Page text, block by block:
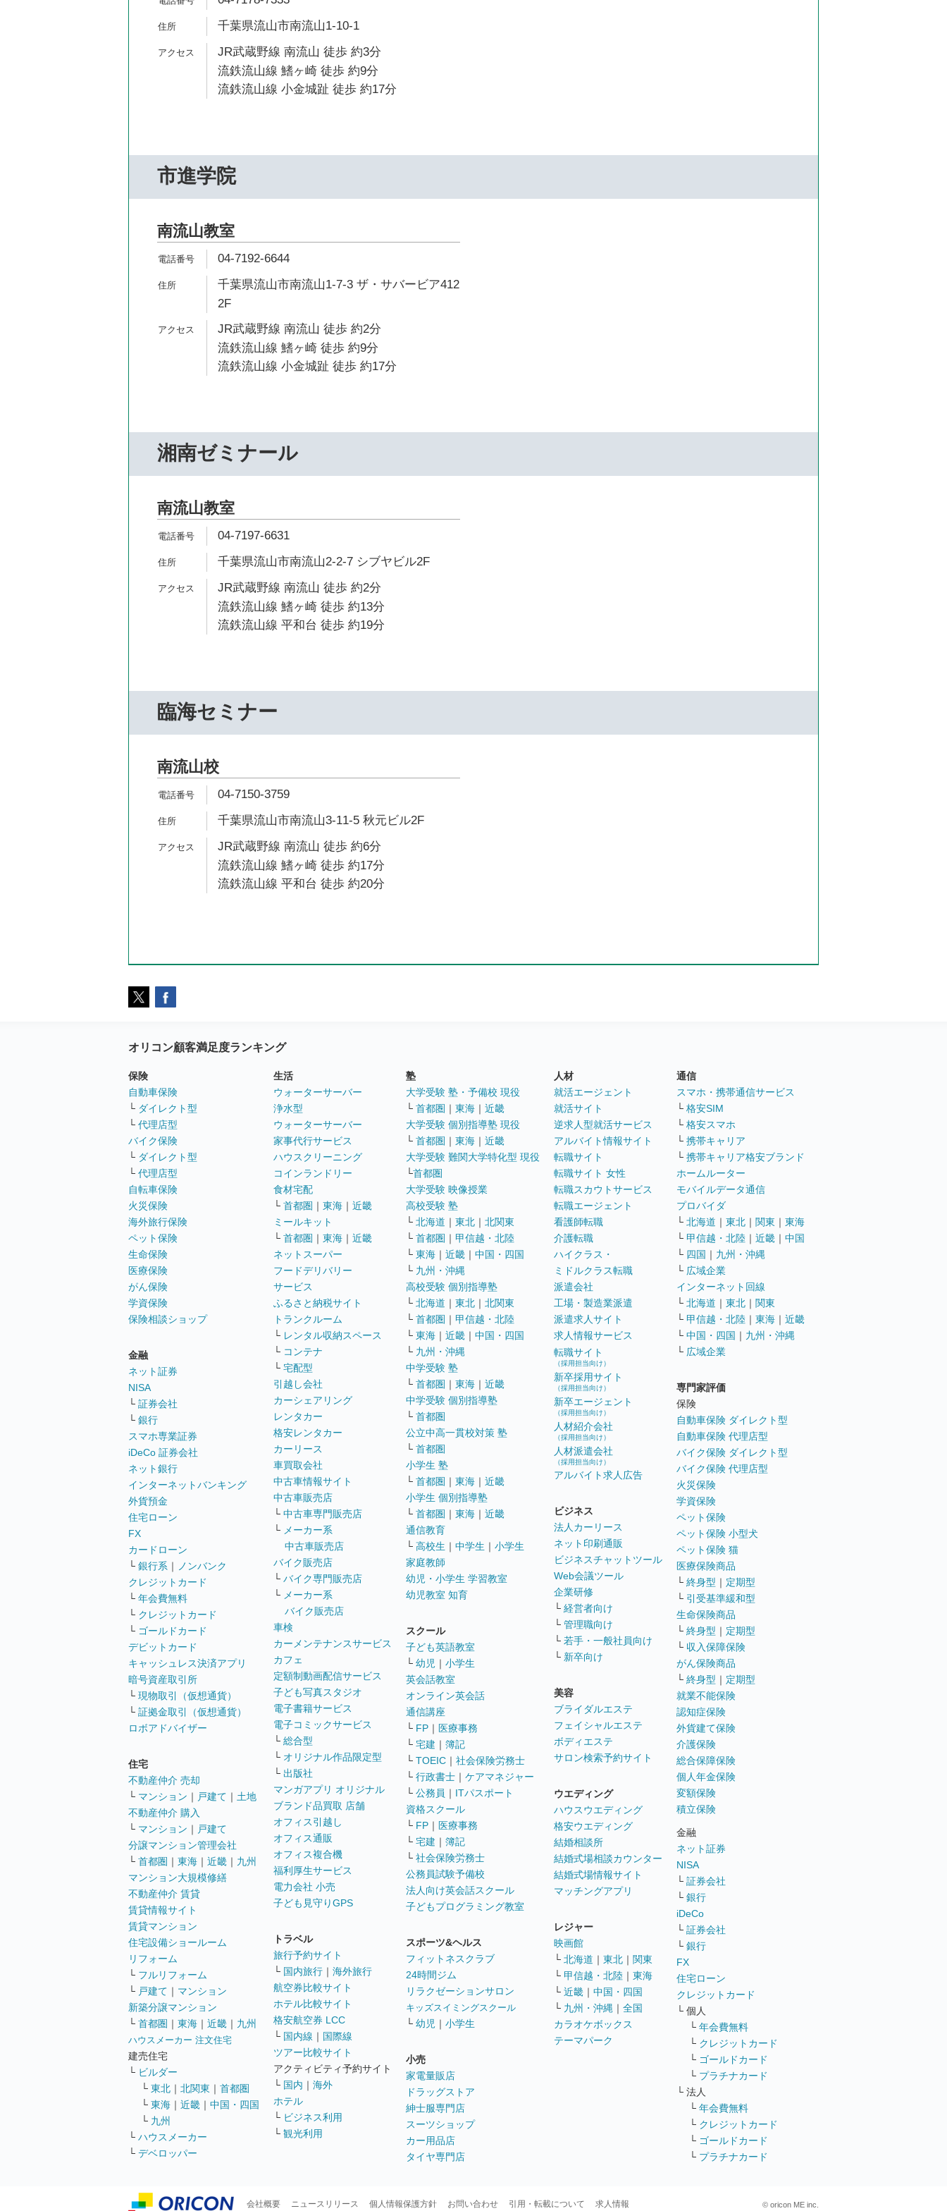
千葉県流山市南流山1-10-1
JR武蔵野線 南流山 徒歩 約3分
流鉄流山線 鰭ヶ崎 徒歩 約9分
流鉄流山線 小金城趾 徒歩 約17分
市進学院
南流山教室
04-7192-6644
千葉県流山市南流山1-7-3 ザ・サバービア412
2F
JR武蔵野線 南流山 徒歩 約2分
流鉄流山線 鰭ヶ崎 徒歩 約9分
流鉄流山線 小金城趾 徒歩 約17分
湘南ゼミナール
南流山教室
04‐7197‐6631
千葉県流山市南流山2-2-7 シブヤビル2F
JR武蔵野線 南流山 徒歩 約2分
流鉄流山線 鰭ヶ崎 徒歩 約13分
流鉄流山線 平和台 徒歩 約19分
臨海セミナー
南流山校
04-7150-3759
千葉県流山市南流山3-11-5 秋元ビル2F
JR武蔵野線 南流山 徒歩 約6分
流鉄流山線 鰭ヶ崎 徒歩 約17分
流鉄流山線 平和台 徒歩 約20分
オリコン顧客満足度ランキング
保険
自動車保険
└ ダイレクト型
└ 代理店型
バイク保険
└ ダイレクト型
└ 代理店型
自転車保険
火災保険
海外旅行保険
ペット保険
生命保険
医療保険
がん保険
学資保険
保険相談ショップ
金融
ネット証券
NISA
└ 証券会社
└ 銀行
スマホ専業証券
iDeCo 証券会社
ネット銀行
インターネットバンキング
外貨預金
住宅ローン
FX
カードローン
└ 銀行系 ｜
ノンバンク
クレジットカード
└ 年会費無料
└ クレジットカード
└ ゴールドカード
デビットカード
キャッシュレス決済アプリ
暗号資産取引所
└ 現物取引（仮想通貨）
└ 証拠金取引（仮想通貨）
ロボアドバイザー
住宅
不動産仲介 売却
└ マンション ｜ 戸建て ｜ 土地
不動産仲介 購入
└ マンション ｜ 戸建て
分譲マンション管理会社
└ 首都圏 ｜ 東海 ｜ 近畿 ｜ 九州
マンション大規模修繕
不動産仲介 賃貸
賃貸情報サイト
賃貸マンション
住宅設備ショールーム
リフォーム
└ フルリフォーム
└ 戸建て ｜ マンション
新築分譲マンション
└ 首都圏 ｜ 東海 ｜ 近畿 ｜ 九州
ハウスメーカー 注文住宅
建売住宅
└ ビルダー
└ 東北 ｜ 北関東 ｜ 首都圏
└ 東海 ｜ 近畿 ｜ 中国・四国
└ 九州
└ ハウスメーカー
└ デベロッパー
生活
ウォーターサーバー
浄水型
ウォーターサーバー
家事代行サービス
ハウスクリーニング
コインランドリー
食材宅配
└ 首都圏 ｜ 東海 ｜ 近畿
ミールキット
└ 首都圏 ｜ 東海 ｜ 近畿
ネットスーパー
フードデリバリー
サービス
ふるさと納税サイト
トランクルーム
└ レンタル収納スペース
└ コンテナ
└ 宅配型
引越し会社
カーシェアリング
レンタカー
格安レンタカー
カーリース
車買取会社
中古車情報サイト
中古車販売店
└ 中古車専門販売店
└ メーカー系
中古車販売店
バイク販売店
└ バイク専門販売店
└ メーカー系
バイク販売店
車検
カーメンテナンスサービス
カフェ
定額制動画配信サービス
子ども写真スタジオ
電子書籍サービス
電子コミックサービス
└ 総合型
└ オリジナル作品限定型
└ 出版社
マンガアプリ オリジナル
ブランド品買取 店舗
オフィス引越し
オフィス通販
オフィス複合機
福利厚生サービス
電力会社 小売
子ども見守りGPS
トラベル
旅行予約サイト
└ 国内旅行 ｜ 海外旅行
航空券比較サイト
ホテル比較サイト
格安航空券 LCC
└ 国内線 ｜ 国際線
ツアー比較サイト
アクティビティ予約サイト
└ 国内 ｜ 海外
ホテル
└ ビジネス利用
└ 観光利用
塾
大学受験 塾・予備校 現役
└ 首都圏 ｜ 東海 ｜ 近畿
大学受験 個別指導塾 現役
└ 首都圏 ｜ 東海 ｜ 近畿
大学受験 難関大学特化型 現役
└首都圏
大学受験 映像授業
高校受験 塾
└ 北海道 ｜ 東北 ｜ 北関東
└ 首都圏 ｜ 甲信越・北陸
└ 東海 ｜ 近畿 ｜ 中国・四国
└ 九州・沖縄
高校受験 個別指導塾
└ 北海道 ｜ 東北 ｜ 北関東
└ 首都圏 ｜ 甲信越・北陸
└ 東海 ｜ 近畿 ｜ 中国・四国
└ 九州・沖縄
中学受験 塾
└ 首都圏 ｜ 東海 ｜ 近畿
中学受験 個別指導塾
└ 首都圏
公立中高一貫校対策 塾
└ 首都圏
小学生 塾
└ 首都圏 ｜ 東海 ｜ 近畿
小学生 個別指導塾
└ 首都圏 ｜ 東海 ｜ 近畿
通信教育
└ 高校生 ｜ 中学生 ｜ 小学生
家庭教師
幼児・小学生 学習教室
幼児教室 知育
スクール
子ども英語教室
└ 幼児 ｜ 小学生
英会話教室
オンライン英会話
通信講座
└ FP ｜ 医療事務
└ 宅建 ｜ 簿記
└ TOEIC ｜ 社会保険労務士
└ 行政書士 ｜ ケアマネジャー
└ 公務員 ｜ ITパスポート
資格スクール
└ FP ｜ 医療事務
└ 宅建 ｜ 簿記
└ 社会保険労務士
公務員試験予備校
法人向け英会話スクール
子どもプログラミング教室
スポーツ&ヘルス
フィットネスクラブ
24時間ジム
リラクゼーションサロン
キッズスイミングスクール
└ 幼児 ｜ 小学生
小売
家電量販店
ドラッグストア
紳士服専門店
スーツショップ
カー用品店
タイヤ専門店
人材
就活エージェント
就活サイト
逆求人型就活サービス
アルバイト情報サイト
転職サイト
転職サイト 女性
転職スカウトサービス
転職エージェント
看護師転職
介護転職
ハイクラス・
ミドルクラス転職
派遣会社
工場・製造業派遣
派遣求人サイト
求人情報サービス
転職サイト
（採用担当向け）
新卒採用サイト
（採用担当向け）
新卒エージェント
（採用担当向け）
人材紹介会社
（採用担当向け）
人材派遣会社
（採用担当向け）
アルバイト求人広告
ビジネス
法人カーリース
ネット印刷通販
ビジネスチャットツール
Web会議ツール
企業研修
└ 経営者向け
└ 管理職向け
└ 若手・一般社員向け
└ 新卒向け
美容
ブライダルエステ
フェイシャルエステ
ボディエステ
サロン検索予約サイト
ウエディング
ハウスウエディング
格安ウエディング
結婚相談所
結婚式場相談カウンター
結婚式場情報サイト
マッチングアプリ
レジャー
映画館
└ 北海道 ｜ 東北 ｜ 関東
└ 甲信越・北陸 ｜ 東海
└ 近畿 ｜ 中国・四国
└ 九州・沖縄 ｜ 全国
カラオケボックス
テーマパーク
通信
スマホ・携帯通信サービス
└ 格安SIM
└ 格安スマホ
└ 携帯キャリア
└ 携帯キャリア格安ブランド
ホームルーター
モバイルデータ通信
プロバイダ
└ 北海道 ｜ 東北 ｜ 関東 ｜ 東海
└ 甲信越・北陸 ｜ 近畿 ｜ 中国
└ 四国 ｜ 九州・沖縄
└ 広域企業
インターネット回線
└ 北海道 ｜ 東北 ｜ 関東
└ 甲信越・北陸 ｜ 東海 ｜ 近畿
└ 中国・四国 ｜ 九州・沖縄
└ 広域企業
専門家評価
保険
自動車保険 ダイレクト型
自動車保険 代理店型
バイク保険 ダイレクト型
バイク保険 代理店型
火災保険
学資保険
ペット保険
ペット保険 小型犬
ペット保険 猫
医療保険商品
└ 終身型 ｜ 定期型
└ 引受基準緩和型
生命保険商品
└ 終身型 ｜ 定期型
└ 収入保障保険
がん保険商品
└ 終身型 ｜ 定期型
就業不能保険
認知症保険
外貨建て保険
介護保険
総合保障保険
個人年金保険
変額保険
積立保険
金融
ネット証券
NISA
└ 証券会社
└ 銀行
iDeCo
└ 証券会社
└ 銀行
FX
住宅ローン
クレジットカード
└ 個人
└ 年会費無料
└ クレジットカード
└ ゴールドカード
└ プラチナカード
└ 法人
└ 年会費無料
└ クレジットカード
└ ゴールドカード
└ プラチナカード
会社概要 ニュースリリース 個人情報保護方針 お問い合わせ 引用・転載について 求人情報 © oricon ME inc.